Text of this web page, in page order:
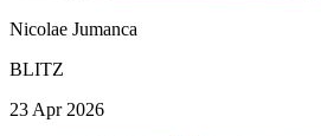
Nicolae Jumanca
BLITZ
23 Apr 2026